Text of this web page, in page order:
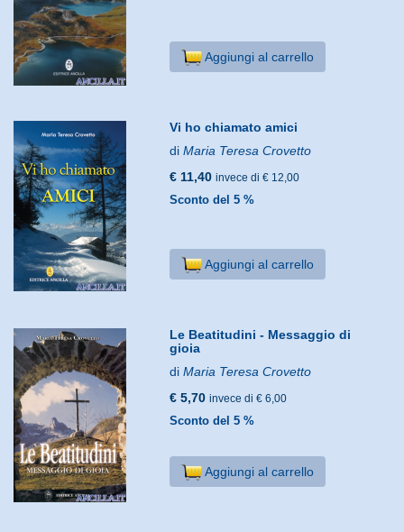
Aggiungi al carrello
Vi ho chiamato amici
diMaria Teresa Crovetto
€ 11,40 invece di € 12,00
Sconto del 5 %
Aggiungi al carrello
Le Beatitudini - Messaggio di
gioia
diMaria Teresa Crovetto
€ 5,70 invece di € 6,00
Sconto del 5 %
Aggiungi al carrello